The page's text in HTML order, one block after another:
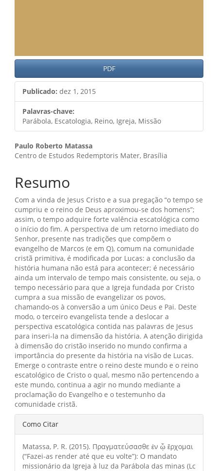
PDF
Publicado: dez 1, 2015
Palavras-chave:
Parábola, Escatologia, Reino, Igreja, Missão
Conteúdo
do
artigo
principal
Paulo Roberto Matassa
Centro de Estudos Redemptoris Mater, Brasília
Resumo
Com a vinda de Jesus Cristo e a sua pregação “o tempo se
cumpriu e o reino de Deus aproximou-se dos homens”;
assim, o tempo adquire forte valência escatológica como
o início do fim. A perspectiva de um retorno imediato do
Senhor, presente nas tradições que compõem o
evangelho de Marcos (e em Q), comum na comunidade
cristã primitiva, é modificada por Lucas: a conclusão da
história humana não está para acontecer; é necessário
ainda um intervalo de tempo mais consistente, ou seja, o
tempo necessário para que a Igreja fundada por Cristo
cumpra a sua missão de evangelizar os povos,
chamando-os à conversão a um único Deus e Pai. Deste
modo, o terceiro evangelista tende a deslocar a
perspectiva escatológica contida nas palavras de Jesus
para inseri-la na dimensão da história. A atenção dirigida
à dimensão do cristão inserido no mundo confirma a
importância do presente da história na visão de Lucas.
Emerge o contraste entre o reino deste mundo e o reino
escatológico de Cristo o qual, mesmo não pertencendo a
este mundo, continua a agir no mundo mediante a
proclamação do Evangelho e o testemunho da
comunidade cristã.
Detalhes
do
artigo
Como Citar
Matassa, P. R. (2015). Πραγματεύσασθε ἐν ᾧ ἔρχομαι
(“Fazei-as render até que eu volte”): O mandato
missionário da Igreja à luz da Parábola das minas (Lc